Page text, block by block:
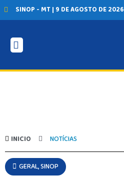
SINOP - MT | 9 DE AGOSTO DE 2026
INICIO NOTÍCIAS
GERAL,SINOP